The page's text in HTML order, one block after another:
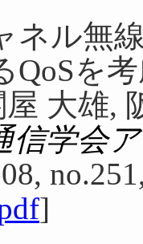
ネル無
QoSを
大雄,
信学会
]